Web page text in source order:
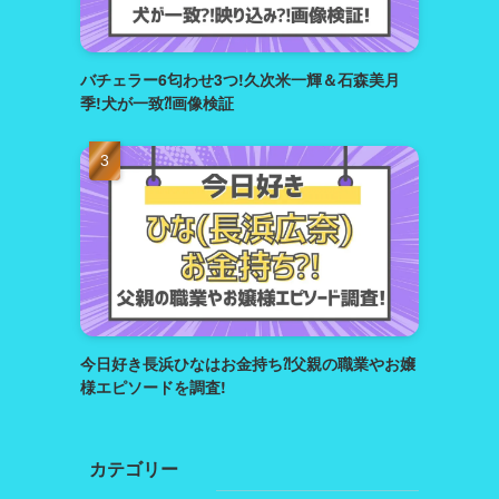
バチェラー6匂わせ3つ!久次米一輝＆石森美月
季!犬が一致⁈画像検証
今日好き長浜ひなはお金持ち⁈父親の職業やお嬢
様エピソードを調査!
カテゴリー